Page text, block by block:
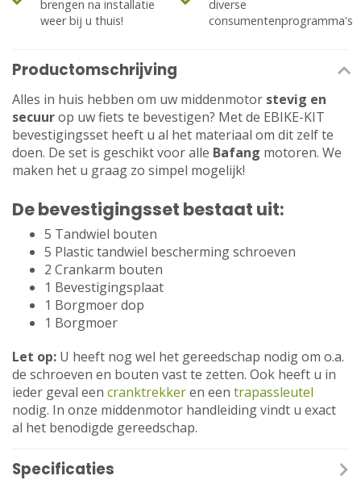
brengen na installatie
weer bij u thuis!
diverse
consumentenprogramma's
Productomschrijving
Alles in huis hebben om uw middenmotor stevig en
secuurop uw fiets te bevestigen? Met de EBIKE-KIT
bevestigingsset heeft u al het materiaal om dit zelf te
doen. De set is geschikt voor alle Bafang motoren. We
maken het u graag zo simpel mogelijk!
De bevestigingsset bestaat uit:
5 Tandwiel bouten
5 Plastic tandwiel bescherming schroeven
2 Crankarm bouten
1 Bevestigingsplaat
1 Borgmoer dop
1 Borgmoer
Let op: U heeft nog wel het gereedschap nodig om o.a.
de schroeven en bouten vast te zetten. Ook heeft u in
ieder geval een cranktrekkeren een trapassleutel
nodig. In onze middenmotor handleiding vindt u exact
al het benodigde gereedschap.
Specificaties